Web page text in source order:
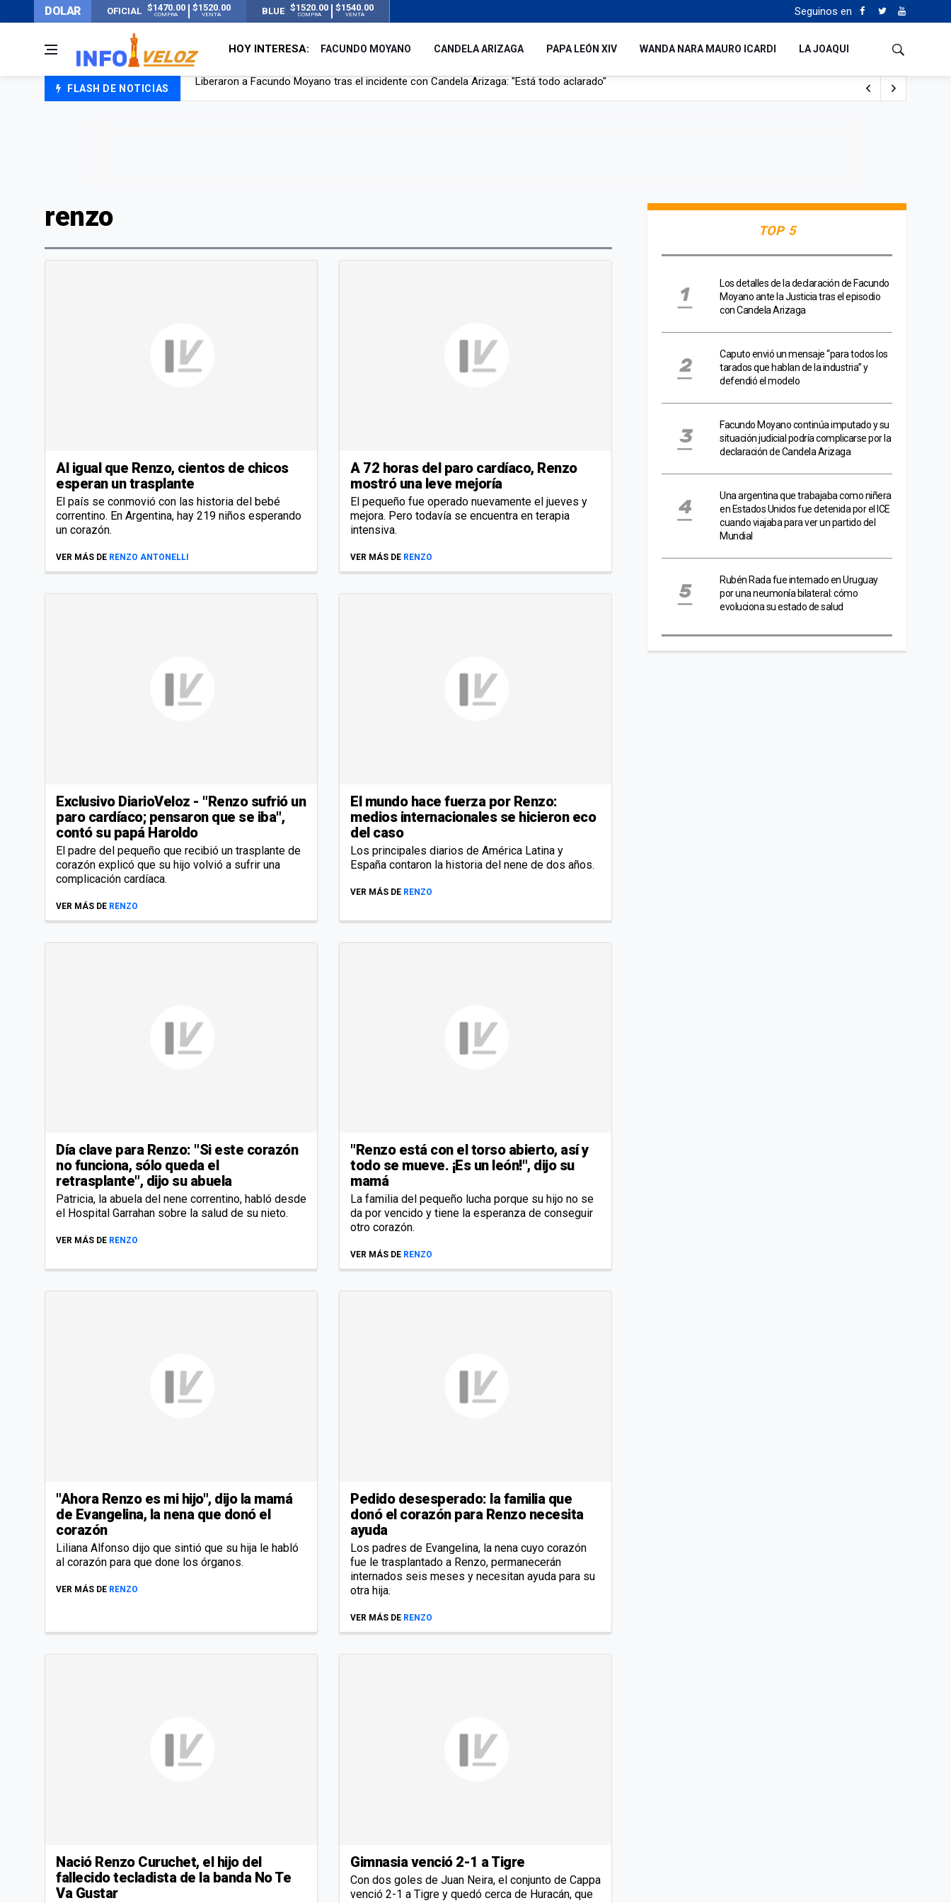
DOLAR OFICIAL $1470.00
COMPRA
$1520.00
VENTA BLUE $1520.00
COMPRA
$1540.00
VENTA Seguinos en
HOY INTERESA: FACUNDO MOYANO CANDELA ARIZAGA PAPA LEÓN XIV WANDA NARA MAURO ICARDI LA JOAQUI
FLASH DE NOTICIAS
Tensión diplomática: Brasil no enviará a su embajador a Buenos Aires tras el conflicto de Javier Milei y Lula da Silva
renzo
Al igual que Renzo, cientos de chicos
esperan un trasplante
El país se conmovió con las historia del bebé
correntino. En Argentina, hay 219 niños esperando
un corazón.
VER MÁS DE RENZO ANTONELLI
A 72 horas del paro cardíaco, Renzo
mostró una leve mejoría
El pequeño fue operado nuevamente el jueves y
mejora. Pero todavía se encuentra en terapia
intensiva.
VER MÁS DE RENZO
Exclusivo DiarioVeloz - "Renzo sufrió un
paro cardíaco; pensaron que se iba",
contó su papá Haroldo
El padre del pequeño que recibió un trasplante de
corazón explicó que su hijo volvió a sufrir una
complicación cardíaca.
VER MÁS DE RENZO
El mundo hace fuerza por Renzo:
medios internacionales se hicieron eco
del caso
Los principales diarios de América Latina y
España contaron la historia del nene de dos años.
VER MÁS DE RENZO
Día clave para Renzo: "Si este corazón
no funciona, sólo queda el
retrasplante", dijo su abuela
Patricia, la abuela del nene correntino, habló desde
el Hospital Garrahan sobre la salud de su nieto.
VER MÁS DE RENZO
"Renzo está con el torso abierto, así y
todo se mueve. ¡Es un león!", dijo su
mamá
La familia del pequeño lucha porque su hijo no se
da por vencido y tiene la esperanza de conseguir
otro corazón.
VER MÁS DE RENZO
"Ahora Renzo es mi hijo", dijo la mamá
de Evangelina, la nena que donó el
corazón
Liliana Alfonso dijo que sintió que su hija le habló
al corazón para que done los órganos.
VER MÁS DE RENZO
Pedido desesperado: la familia que
donó el corazón para Renzo necesita
ayuda
Los padres de Evangelina, la nena cuyo corazón
fue le trasplantado a Renzo, permanecerán
internados seis meses y necesitan ayuda para su
otra hija.
VER MÁS DE RENZO
Nació Renzo Curuchet, el hijo del
fallecido tecladista de la banda No Te
Va Gustar
Gimnasia venció 2-1 a Tigre
Con dos goles de Juan Neira, el conjunto de Cappa
venció 2-1 a Tigre y quedó cerca de Huracán, que
TOP 5
Los detalles de la declaración de Facundo
Moyano ante la Justicia tras el episodio
con Candela Arizaga
Caputo envió un mensaje “para todos los
tarados que hablan de la industria” y
defendió el modelo
Facundo Moyano continúa imputado y su
situación judicial podría complicarse por la
declaración de Candela Arizaga
Una argentina que trabajaba como niñera
en Estados Unidos fue detenida por el ICE
cuando viajaba para ver un partido del
Mundial
Rubén Rada fue internado en Uruguay
por una neumonía bilateral: cómo
evoluciona su estado de salud